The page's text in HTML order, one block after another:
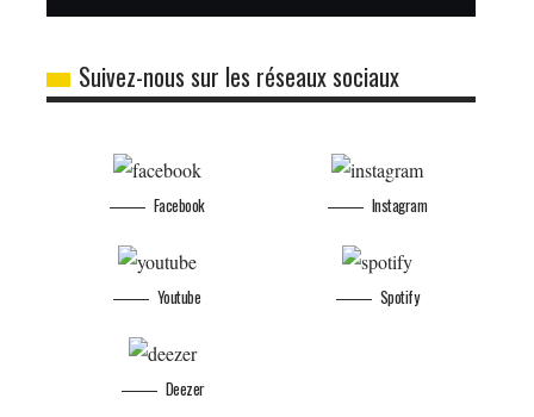
Suivez-nous sur les réseaux sociaux
Facebook
Youtube
Instagram
Spotify
Deezer